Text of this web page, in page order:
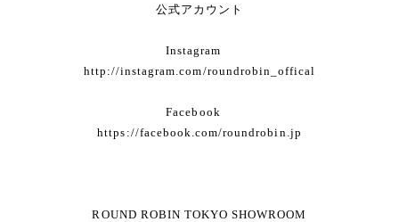
公式アカウント
Instagram
http://instagram.com/roundrobin_offical
Facebook
https://facebook.com/roundrobin.jp
ROUND ROBIN TOKYO SHOWROOM